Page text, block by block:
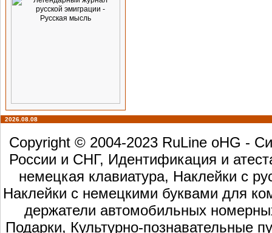
2026.08.08
Copyright © 2004-2023 RuLine oHG -
России и СНГ, Идентификация и
немецкая клавиатура, Наклейки с
Наклейки с немецкими буквами для
держатели автомобильных
Подарки, Культурно-познавательные